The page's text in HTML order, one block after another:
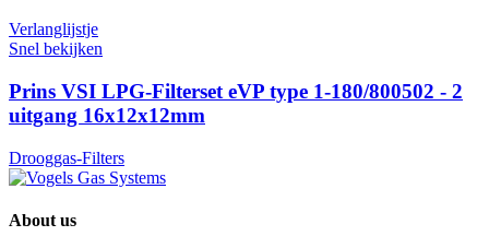
Verlanglijstje
Snel bekijken
Prins VSI LPG-Filterset eVP type 1-180/800502 - 2
uitgang 16x12x12mm
Drooggas-Filters
About us